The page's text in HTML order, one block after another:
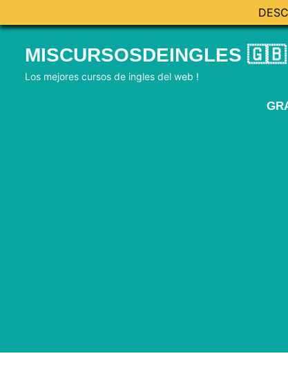
Skip
content
MISCURSOSDEINGLES 🇬🇧
Los mejores cursos de ingles del web !